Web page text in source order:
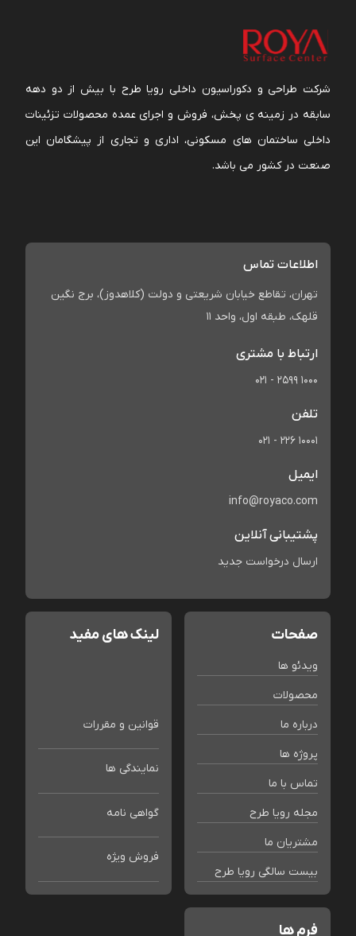
شرکت طراحی و دکوراسیون داخلی رویا طرح با بیش از دو دهه
سابقه در زمینه ی پخش، فروش و اجرای عمده محصولات تزئینات
داخلی ساختمان های مسکونی، اداری و تجاری از پیشگامان این
صنعت در کشور می باشد.
اطلاعات تماس
تهران، تقاطع خیابان شریعتی و دولت (کلاهدوز)، برج نگین
قلهک، طبقه اول، واحد 11
ارتباط با مشتری
021 - 2599 1000
تلفن
021 - 226 10001
ایمیل
info@royaco.com
پشتیبانی آنلاین
ارسال درخواست جدید
صفحات
ویدئو ها
محصولات
درباره ما
پروژه ها
تماس با ما
مجله رویا طرح
مشتریان ما
بیست سالگی رویا طرح
لینک های مفید
قوانین و مقررات
نمایندگی ها
گواهی نامه
فروش ویژه
فرم ها